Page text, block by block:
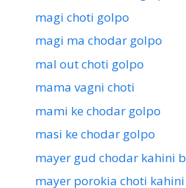
magi choti golpo
magi ma chodar golpo
mal out choti golpo
mama vagni choti
mami ke chodar golpo
masi ke chodar golpo
mayer gud chodar kahini
mayer porokia choti kahini